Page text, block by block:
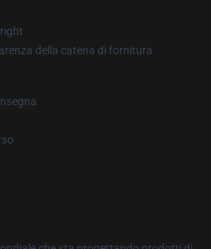
della catena di fornitura